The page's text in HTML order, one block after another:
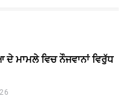
ਦੇ ਮਾਮਲੇ ਵਿਚ ਨੌਜਵਾਨਾਂ ਵਿਰੁੱਧ